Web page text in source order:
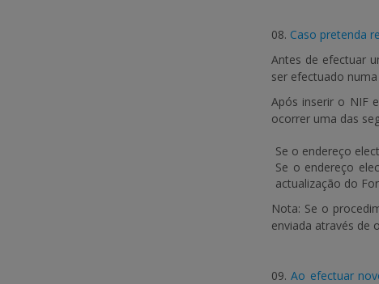
08. Caso pretenda
Antes de efectuar
ser efectuado numa
Após inserir o NIF
ocorrer uma das
Se o endereço
Se o endereço
actualização do
Nota: Se o
enviada através de
09. Ao efectuar